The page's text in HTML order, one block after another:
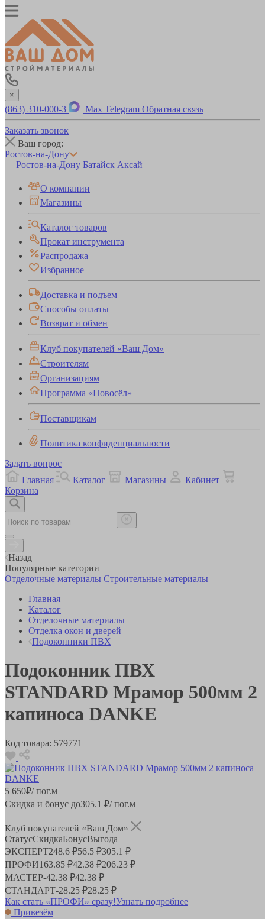
×
(863) 310-000-3 Max Telegram Обратная связь
Заказать звонок
Ваш город:
Ростов-на-Дону
Ростов-на-Дону Батайск Аксай
О компании
Магазины
Каталог товаров
Прокат инструмента
Распродажа
Избранное
Доставка и подъем
Способы оплаты
Возврат и обмен
Клуб покупателей «Ваш Дом»
Строителям
Организациям
Программа «Новосёл»
Поставщикам
Политика конфиденциальности
Задать вопрос
Главная
Каталог Магазины
Кабинет
Корзина
Назад
Популярные категории
Отделочные материалы Строительные материалы
Главная
Каталог
Отделочные материалы
Отделка окон и дверей
Подоконники ПВХ
Подоконник ПВХ
STANDARD Мрамор 500мм 2
капиноса DANKE
Код товара: 579771
5 650₽/ пог.м
Скидка и бонус до305.1 ₽/ пог.м
Клуб покупателей «Ваш Дом»
СтатусСкидкаБонусВыгода
ЭКСПЕРТ248.6 ₽56.5 ₽305.1 ₽
ПРОФИ163.85 ₽42.38 ₽206.23 ₽
МАСТЕР-42.38 ₽42.38 ₽
СТАНДАРТ-28.25 ₽28.25 ₽
Как стать «ПРОФИ» сразу!Узнать подробнее
Привезём